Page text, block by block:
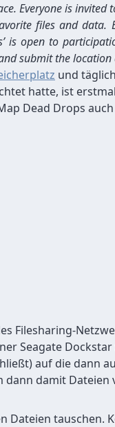
Everyone is invited
files and data.
is open to
submit the location
und
hatte, ist
Dead Drops
Filesharing-
Seagate Dockstar
auf die dann
damit Dateien
Dateien tauschen.